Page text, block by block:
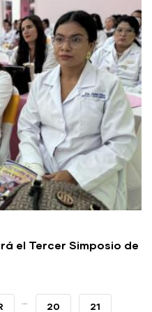
el Tercer Simposio de
… PAGE
20 PAGE
21